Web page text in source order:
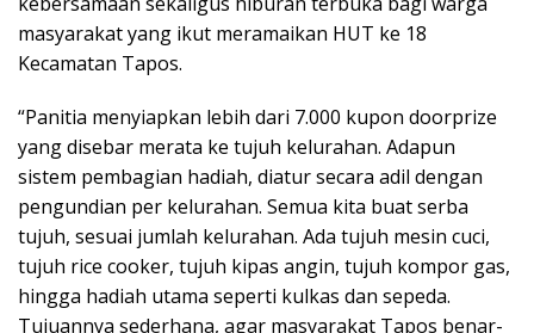
masyarakat yang ikut meramaikan HUT ke 18
Kecamatan Tapos.
“Panitia menyiapkan lebih dari 7.000 kupon doorprize
yang disebar merata ke tujuh kelurahan. Adapun
sistem pembagian hadiah, diatur secara adil dengan
pengundian per kelurahan. Semua kita buat serba
tujuh, sesuai jumlah kelurahan. Ada tujuh mesin cuci,
tujuh rice cooker, tujuh kipas angin, tujuh kompor gas,
hingga hadiah utama seperti kulkas dan sepeda.
Tujuannya sederhana, agar masyarakat Tapos benar-